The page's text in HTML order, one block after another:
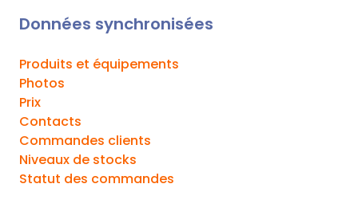
Données synchronisées
Produits et équipements
Photos
Prix
Contacts
Commandes clients
Niveaux de stocks
Statut des commandes